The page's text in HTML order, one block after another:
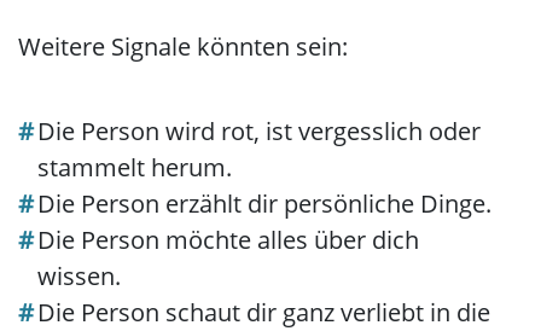
Weitere Signale könnten sein:
Die Person wird rot, ist vergesslich oder
stammelt herum.
Die Person erzählt dir persönliche Dinge.
Die Person möchte alles über dich
wissen.
Die Person schaut dir ganz verliebt in die